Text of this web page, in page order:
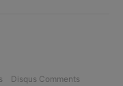
Disqus Comments